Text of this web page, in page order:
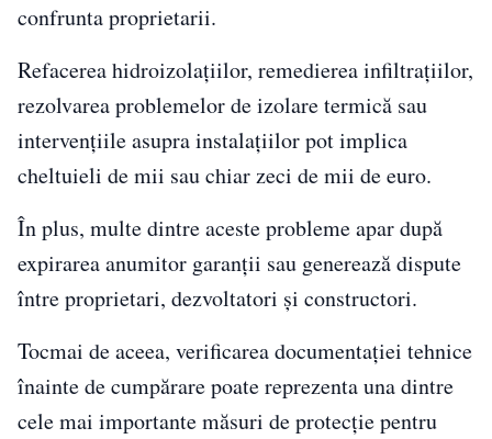
confrunta proprietarii.
Refacerea hidroizolațiilor, remedierea infiltrațiilor,
rezolvarea problemelor de izolare termică sau
intervențiile asupra instalațiilor pot implica
cheltuieli de mii sau chiar zeci de mii de euro.
În plus, multe dintre aceste probleme apar după
expirarea anumitor garanții sau generează dispute
între proprietari, dezvoltatori și constructori.
Tocmai de aceea, verificarea documentației tehnice
înainte de cumpărare poate reprezenta una dintre
cele mai importante măsuri de protecție pentru